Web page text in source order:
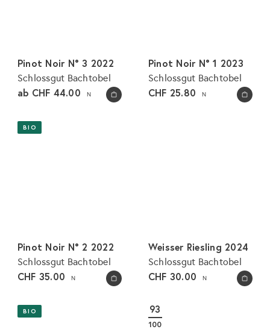
In den Warenkorb legen
Pinot Noir N° 3 2022
Schlossgut Bachtobel
ab CHF 44.00 N In den Warenkorb legen
Pinot Noir N° 1 2023
Schlossgut Bachtobel
CHF 25.80 N
In den Warenkorb legen
BIO
Pinot Noir N° 2 2022
Schlossgut Bachtobel
CHF 35.00 N In den Warenkorb legen
Weisser Riesling 2024
Schlossgut Bachtobel
CHF 30.00 N
BIO 93
100